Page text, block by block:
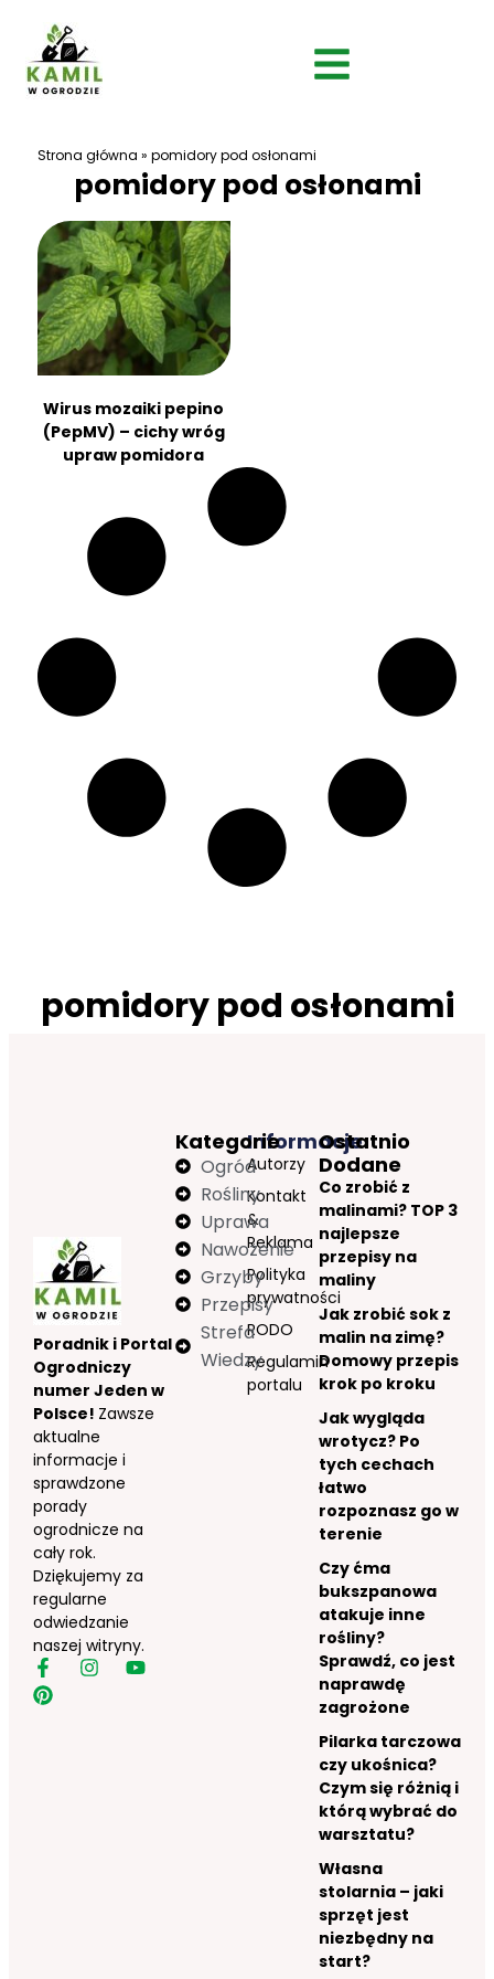
Strona główna » pomidory pod osłonami
pomidory pod osłonami
Wirus mozaiki pepino
(PepMV) – cichy wróg
upraw pomidora
pomidory pod osłonami
Poradnik i Portal
Ogrodniczy
numer Jeden w
Polsce! Zawsze
aktualne
informacje i
sprawdzone
porady
ogrodnicze na
cały rok.
Dziękujemy za
regularne
odwiedzanie
naszej witryny.
Informacje
Autorzy
Kontakt
&
Reklama
Polityka
prywatności
RODO
Regulamin
portalu
Kategorie
Ogród
Rośliny
Uprawa
Nawożenie
Grzyby
Przepisy
Strefa
Wiedzy
Ostatnio
Dodane
Co zrobić z
malinami? TOP 3
najlepsze
przepisy na
maliny
Jak zrobić sok z
malin na zimę?
Domowy przepis
krok po kroku
Jak wygląda
wrotycz? Po
tych cechach
łatwo
rozpoznasz go w
terenie
Czy ćma
bukszpanowa
atakuje inne
rośliny?
Sprawdź, co jest
naprawdę
zagrożone
Pilarka tarczowa
czy ukośnica?
Czym się różnią i
którą wybrać do
warsztatu?
Własna
stolarnia – jaki
sprzęt jest
niezbędny na
start?